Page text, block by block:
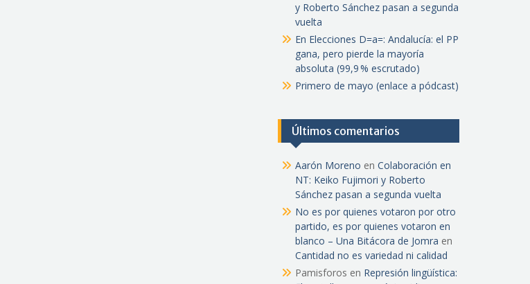
y Roberto Sánchez pasan a segunda
vuelta
En Elecciones D=a=: Andalucía: el PP
gana, pero pierde la mayoría
absoluta (99,9 % escrutado)
Primero de mayo (enlace a pódcast)
Últimos comentarios
Aarón Moreno en Colaboración en
NT: Keiko Fujimori y Roberto
Sánchez pasan a segunda vuelta
No es por quienes votaron por otro
partido, es por quienes votaron en
blanco – Una Bitácora de Jomra en
Cantidad no es variedad ni calidad
Pamisforos en Represión lingüística: